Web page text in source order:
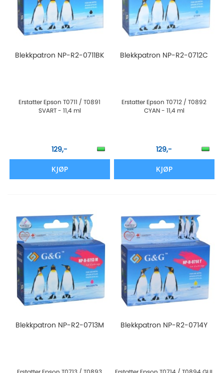
Blekkpatron NP-R2-0711BK
Erstatter Epson T0711 / T0891
SVART - 11,4 ml
129,-
KJØP
Blekkpatron NP-R2-0712C
Erstatter Epson T0712 / T0892
CYAN - 11,4 ml
129,-
KJØP
Blekkpatron NP-R2-0713M Blekkpatron NP-R2-0714Y